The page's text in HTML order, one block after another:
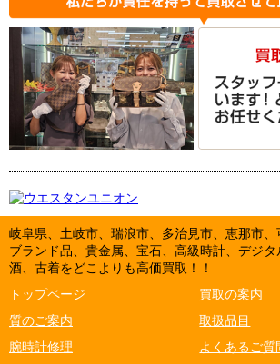
岐阜県、土岐市、瑞浪市、多治見市、恵那市、
ブランド品、貴金属、宝石、高級時計、デジ
酒、古着をどこよりも高価買取！！
トップページ
買取の案内
質のご案内
取扱品目
腕時計修理
よくあるご質